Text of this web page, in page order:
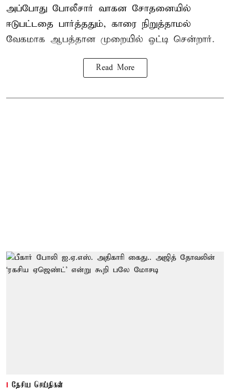
அப்போது போலீசார் வாகன சோதனையில்
ஈடுபட்டதை பார்த்ததும், காரை நிறுத்தாமல்
வேகமாக ஆபத்தான முறையில் ஓட்டி சென்றார்.
Read More
தேசிய செய்திகள்